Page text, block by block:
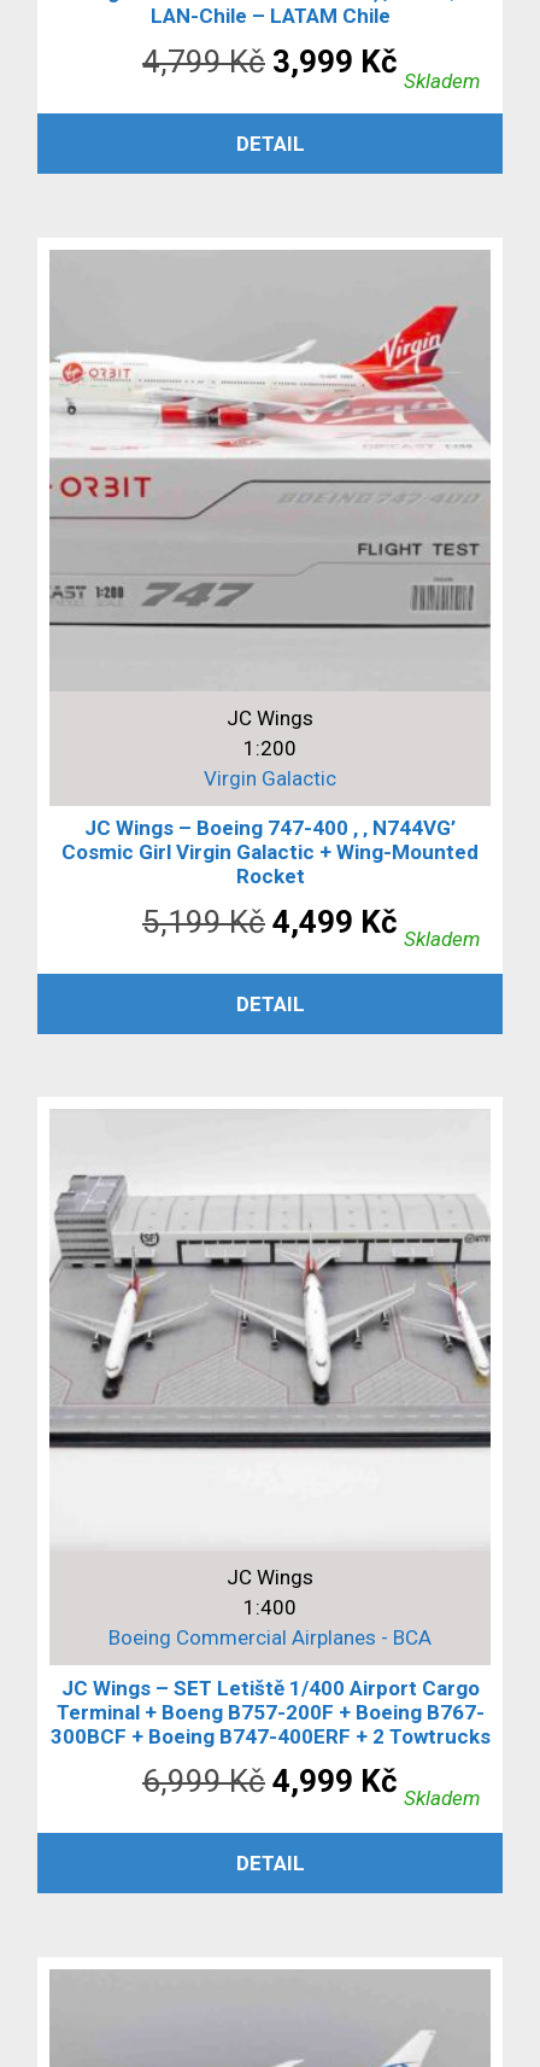
LAN-Chile – LATAM Chile
4,799Kč Původní
cena
byla:
3,999 Kč
cena
Skladem
PŘIDAT DO KOŠÍKU
DETAIL
JC Wings
1:200
Virgin Galactic
JC Wings – Boeing 747-400 , ‚ N744VG’
Cosmic Girl Virgin Galactic + Wing-Mounted
Rocket
5,199Kč Původní
cena
byla:
4,499 Kč
cena
Skladem
PŘIDAT DO KOŠÍKU
DETAIL
JC Wings
1:400
Boeing Commercial Airplanes - BCA
JC Wings – SET Letiště 1/400 Airport Cargo
Terminal + Boeng B757-200F + Boeing B767-
300BCF + Boeing B747-400ERF + 2 Towtrucks
6,999Kč Původní
cena
byla:
4,999 Kč
cena
Skladem
PŘIDAT DO KOŠÍKU
DETAIL